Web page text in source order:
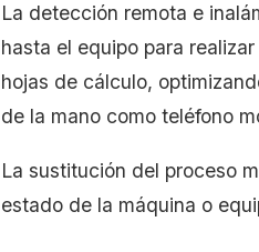
La detección remota e
hasta el equipo para
hojas de cálculo,
de la mano como teléfono
La sustitución del proceso
estado de la máquina o